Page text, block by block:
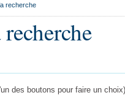
recherche
des boutons pour faire un choix)